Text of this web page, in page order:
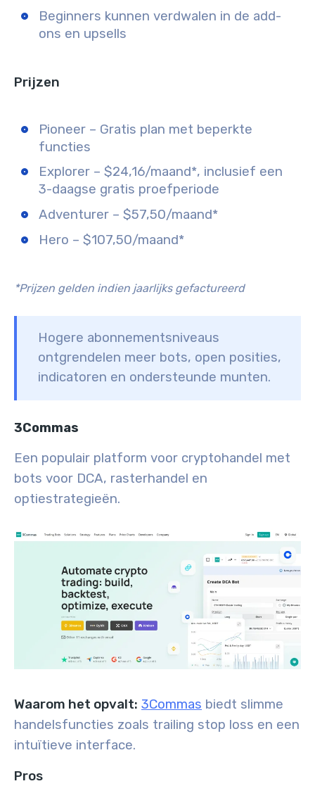
Beginners kunnen verdwalen in de add-
ons en upsells
Prijzen
Pioneer – Gratis plan met beperkte
functies
Explorer – $24,16/maand*, inclusief een
3-daagse gratis proefperiode
Adventurer – $57,50/maand*
Hero – $107,50/maand*
*Prijzen gelden indien jaarlijks gefactureerd
Hogere abonnementsniveaus
ontgrendelen meer bots, open posities,
indicatoren en ondersteunde munten.
3Commas
Een populair platform voor cryptohandel met
bots voor DCA, rasterhandel en
optiestrategieën.
Waarom het opvalt: 3Commas biedt slimme
handelsfuncties zoals trailing stop loss en een
intuïtieve interface.
Pros